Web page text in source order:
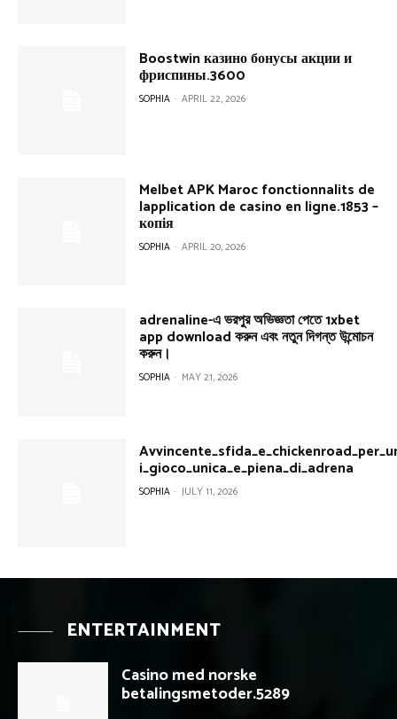
Boostwin казино бонусы акции и
фриспины.3600
SOPHIA - APRIL 22, 2026
Melbet APK Maroc fonctionnalits de
lapplication de casino en ligne.1853 –
копія
SOPHIA - APRIL 20, 2026
adrenaline-এ ভরপুর অভিজ্ঞতা পেতে 1xbet
app download করুন এবং নতুন দিগন্ত উন্মোচন
করুন।
SOPHIA - MAY 21, 2026
i_gioco_unica_e_piena_di_adrena
SOPHIA - JULY 11, 2026
ENTERTAINMENT
Casino med norske
betalingsmetoder.5289